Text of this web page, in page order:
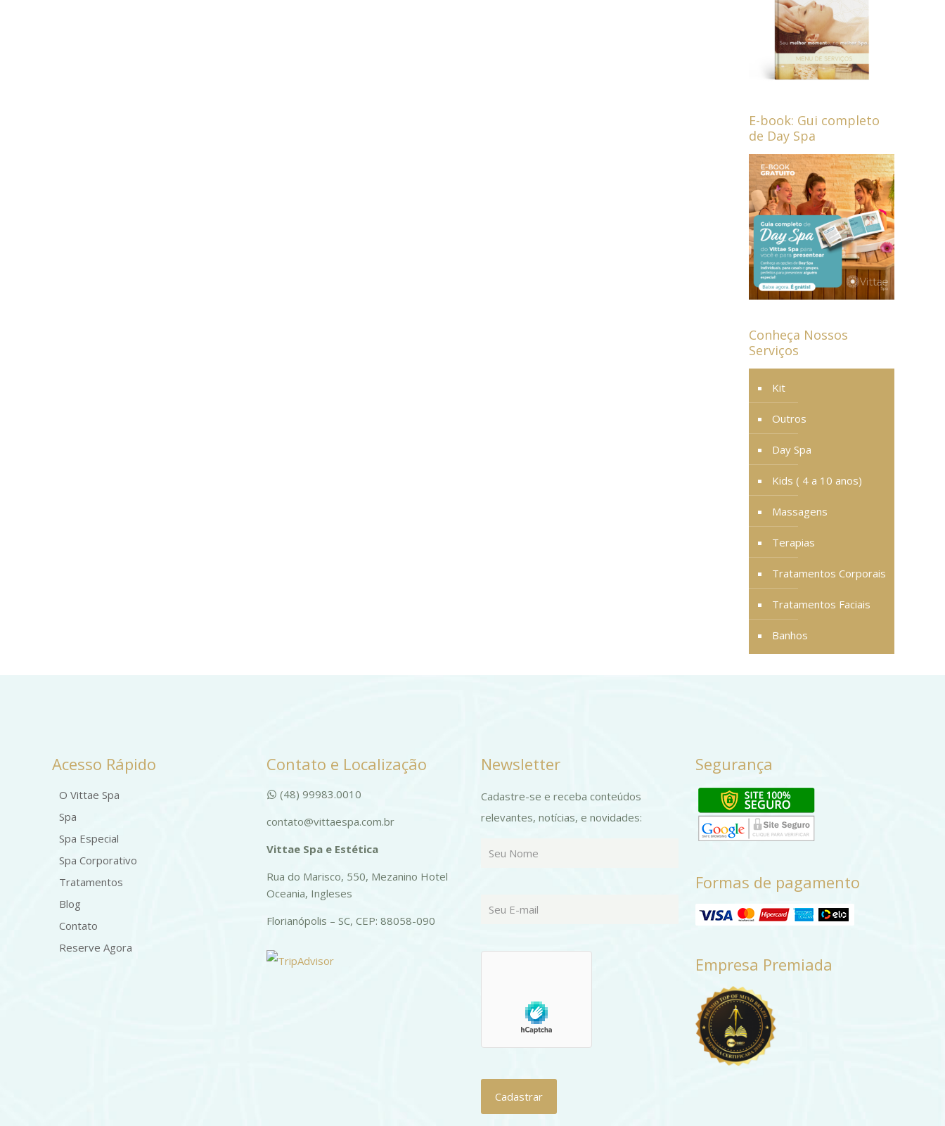
E-book: Gui completo
de Day Spa
Conheça Nossos
Serviços
Kit
Outros
Day Spa
Kids ( 4 a 10 anos)
Massagens
Terapias
Tratamentos Corporais
Tratamentos Faciais
Banhos
Acesso Rápido
O Vittae Spa
Spa
Spa Especial
Spa Corporativo
Tratamentos
Blog
Contato
Reserve Agora
Contato e Localização
(48) 99983.0010
contato@vittaespa.com.br
Vittae Spa e Estética
Rua do Marisco, 550, Mezanino Hotel
Oceania, Ingleses
Florianópolis – SC, CEP: 88058-090
Newsletter
Cadastre-se e receba conteúdos
relevantes, notícias, e novidades:
Segurança
Formas de pagamento
Empresa Premiada